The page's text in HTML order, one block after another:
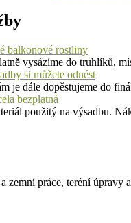
balkonové rostliny
vysázíme do truhlíků,
si můžete odnést
je dále dopěstujeme do
bezplatná
použitý na výsadbu.
zemní práce, teréní úpravy